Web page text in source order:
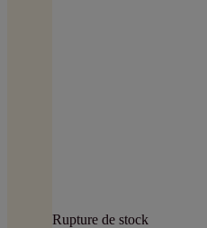
Rupture de stock